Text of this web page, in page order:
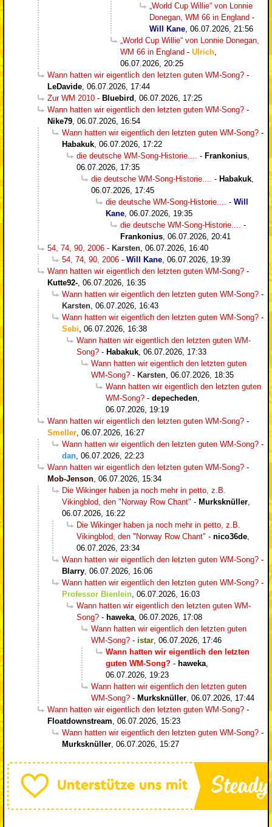
„World Cup Willie“ von Lonnie
Donegan, WM 66 in England -
Will Kane, 06.07.2026, 21:56
„World Cup Willie“ von Lonnie Donegan,
WM 66 in England - Ulrich,
06.07.2026, 20:25
Wann hatten wir eigentlich den letzten guten WM-Song? -
LeDavide, 06.07.2026, 17:44
Zur WM 2010 - Bluebird , 06.07.2026, 17:25
Wann hatten wir eigentlich den letzten guten WM-Song? -
Nike79, 06.07.2026, 16:54
Wann hatten wir eigentlich den letzten guten WM-Song? -
Habakuk, 06.07.2026, 17:22
die deutsche WM-Song-Historie.... - Frankonius,
06.07.2026, 17:35
die deutsche WM-Song-Historie.... - Habakuk,
06.07.2026, 17:45
die deutsche WM-Song-Historie.... - Will
Kane, 06.07.2026, 19:35
die deutsche WM-Song-Historie.... -
Frankonius, 06.07.2026, 20:41
54, 74, 90, 2006 - Karsten, 06.07.2026, 16:40
54, 74, 90, 2006 - Will Kane, 06.07.2026, 19:39
Wann hatten wir eigentlich den letzten guten WM-Song? -
Kutte92-, 06.07.2026, 16:35
Wann hatten wir eigentlich den letzten guten WM-Song? -
Karsten, 06.07.2026, 16:43
Wann hatten wir eigentlich den letzten guten WM-Song? -
Sebi, 06.07.2026, 16:38
Wann hatten wir eigentlich den letzten guten WM-
Song? - Habakuk, 06.07.2026, 17:33
Wann hatten wir eigentlich den letzten guten
WM-Song? - Karsten, 06.07.2026, 18:35
Wann hatten wir eigentlich den letzten guten
WM-Song? - depecheden,
06.07.2026, 19:19
Wann hatten wir eigentlich den letzten guten WM-Song? -
Smeller, 06.07.2026, 16:27
Wann hatten wir eigentlich den letzten guten WM-Song? -
dan, 06.07.2026, 22:23
Wann hatten wir eigentlich den letzten guten WM-Song? -
Mob-Jenson, 06.07.2026, 15:34
Die Wikinger haben ja noch mehr in petto, z.B.
Vikingblod, den "Norway Row Chant" - Murksknüller,
06.07.2026, 16:22
Die Wikinger haben ja noch mehr in petto, z.B.
Vikingblod, den "Norway Row Chant" - nico36de,
06.07.2026, 23:34
Wann hatten wir eigentlich den letzten guten WM-Song? -
Blarry, 06.07.2026, 16:06
Wann hatten wir eigentlich den letzten guten WM-Song? -
Professor Bienlein, 06.07.2026, 16:03
Wann hatten wir eigentlich den letzten guten WM-
Song? - haweka, 06.07.2026, 17:08
Wann hatten wir eigentlich den letzten guten
WM-Song? - istar, 06.07.2026, 17:46
Wann hatten wir eigentlich den letzten
guten WM-Song? - haweka,
06.07.2026, 19:23
Wann hatten wir eigentlich den letzten guten
WM-Song? - Murksknüller, 06.07.2026, 17:44
Wann hatten wir eigentlich den letzten guten WM-Song? -
Floatdownstream, 06.07.2026, 15:23
Wann hatten wir eigentlich den letzten guten WM-Song? -
Murksknüller, 06.07.2026, 15:27